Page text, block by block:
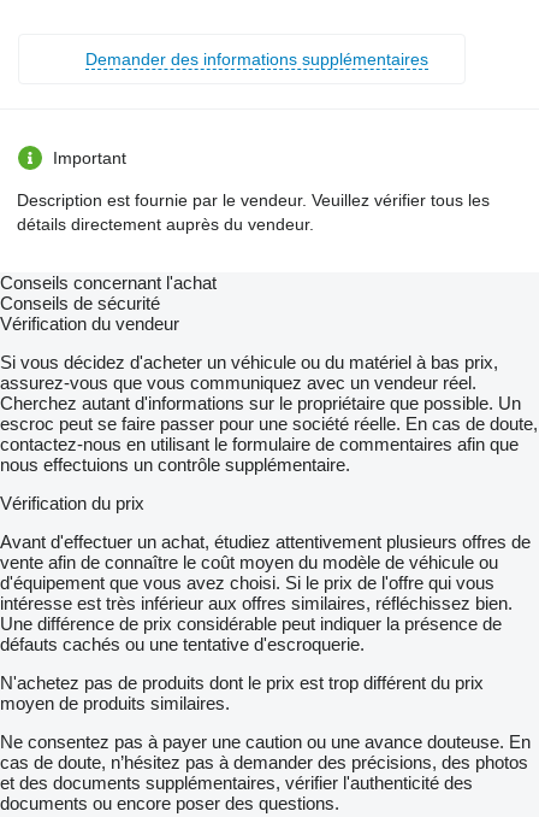
Demander des informations supplémentaires
Important
Description est fournie par le vendeur. Veuillez vérifier tous les
détails directement auprès du vendeur.
Conseils concernant l'achat
Conseils de sécurité
Vérification du vendeur
Si vous décidez d'acheter un véhicule ou du matériel à bas prix,
assurez-vous que vous communiquez avec un vendeur réel.
Cherchez autant d'informations sur le propriétaire que possible. Un
escroc peut se faire passer pour une société réelle. En cas de doute,
contactez-nous en utilisant le formulaire de commentaires afin que
nous effectuions un contrôle supplémentaire.
Vérification du prix
Avant d'effectuer un achat, étudiez attentivement plusieurs offres de
vente afin de connaître le coût moyen du modèle de véhicule ou
d'équipement que vous avez choisi. Si le prix de l'offre qui vous
intéresse est très inférieur aux offres similaires, réfléchissez bien.
Une différence de prix considérable peut indiquer la présence de
défauts cachés ou une tentative d'escroquerie.
N'achetez pas de produits dont le prix est trop différent du prix
moyen de produits similaires.
Ne consentez pas à payer une caution ou une avance douteuse. En
cas de doute, n’hésitez pas à demander des précisions, des photos
et des documents supplémentaires, vérifier l'authenticité des
documents ou encore poser des questions.